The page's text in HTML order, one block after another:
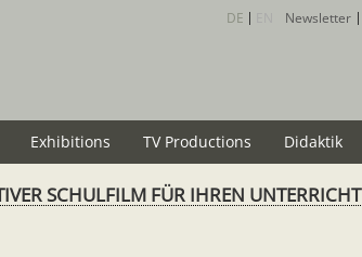
DE Newsletter
Exhibitions TV Productions Didaktik
SCHULFILM FÜR IHREN UNTERRICHT